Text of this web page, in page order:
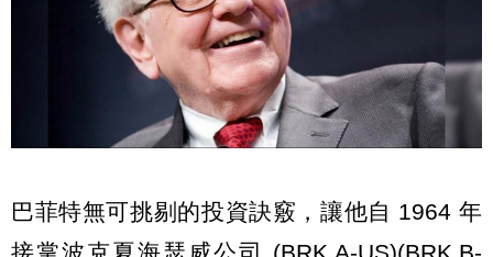
巴菲特無可挑剔的投資訣竅，讓他自 1964 年
接掌波克夏海瑟威公司 (BRK.A-US)(BRK.B-